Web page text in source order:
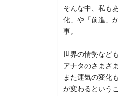
そんな中、私も
化」や「前進」
事。
世界の情勢など
アナタのさまざ
また運気の変化
が変わるという